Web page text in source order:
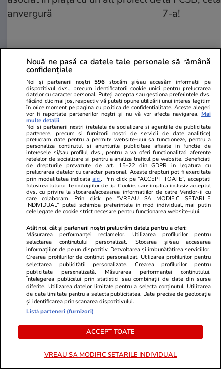
ZiaruldeIasi.ro
Proiectul imobiliar pregătit lângă
Lidl Moara de Foc este scos la
vânzare. Dezvoltatorul este
asociat în piață cu un alt proiect
de anvergură
Fanatik.ro
Cei doi
pe Haaland
Norvegia la
propus
ULTIMELE ȘTIRI
Politică 23:40
Mesajul unui lider PNL către președintele
Nicușor Dan, înainte de consultările de luni:
„Nu ne cereți să salvăm PSD”
Tenis 23:22
Linda Noskova este noua campioană de la
Wimbledon! Titlu istoric la 21 de ani, după o
finală cu Karolina Muchova
care sapă non-stop sub casele din Australia.
Nouă ne pasă ca datele tale personale să rămână
confidențiale
Noi și partenerii noștri 596 stocăm și/sau accesăm informații pe
dispozitivul dvs., precum identificatorii cookie unici pentru prelucrarea
datelor cu caracter personal. Puteți accepta sau gestiona preferințele dvs.
făcând clic mai jos, respectiv vă puteți opune utilizării unui interes legitim
în orice moment pe pagina cu politica de confidențialitate. Aceste alegeri
vor fi raportate partenerilor noștri și nu vă vor afecta navigarea. Mai
multe detalii
Noi si partenerii nostri (retelele de socializare si agentiile de publicitate
partenere, precum si furnizorii nostri de servicii de date analitice)
prelucram date pentru a permite website-ului sa functioneze, pentru a
personaliza continutul si anunturile publicitare afisate in functie de
interesele si/sau profilul dvs., pentru a va oferi functionalitati aferente
retelelor de socializare si pentru a analiza traficul pe website. Beneficiati
de drepturile prevazute de art. 15-22 din GDPR in legatura cu
prelucrarea datelor cu caracter personal. Aceste drepturi pot fi exercitate
prin modalitatea indicataaici. Prin click pe “ACCEPT TOATE”, acceptati
folosirea tuturor Tehnologiilor de tip Cookie, care implica inclusiv acceptul
dvs. cu privire la stocarea/accesarea informatiilor de catre Vendor-ii cu
care colaboram. Prin click pe “VREAU SA MODIFIC SETARILE
INDIVIDUAL” puteti schimba preferintele in mod individual, mai putin
cele legate de cookie strict necesare pentru functionarea website-ului.
Atât noi, cât și partenerii noștri prelucrăm datele pentru a oferi:
Măsurarea performanței reclamelor. Utilizarea profilurilor pentru
selectarea conținutului personalizat. Stocarea și/sau accesarea
informațiilor de pe un dispozitiv. Dezvoltarea și îmbunătățirea serviciilor.
Crearea profilurilor de conținut personalizat. Utilizarea profilurilor pentru
selectarea publicității personalizate. Crearea profilurilor pentru
publicitate personalizată. Măsurarea performanței conținutului.
Înțelegerea publicului prin statistici sau combinații de date din surse
diferite. Utilizarea datelor limitate pentru a selecta conținutul. Utilizarea
de date limitate pentru a selecta publicitatea. Date precise de geolocație
și identificarea prin scanarea dispozitivului.
Listă parteneri (furnizori)
ACCEPT TOATE
VREAU SA MODIFIC SETARILE INDIVIDUAL